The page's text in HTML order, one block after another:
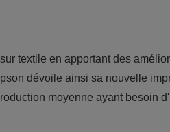
textile en apportant des
dévoile ainsi sa nouvelle
moyenne ayant besoin